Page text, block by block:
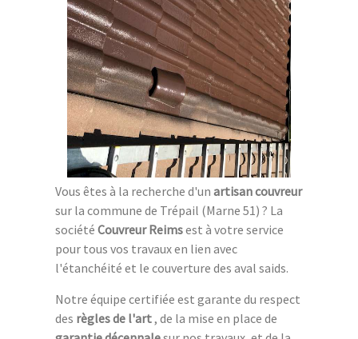
Vous êtes à la recherche d'un artisan couvreur
sur la commune de Trépail (Marne 51) ? La
société Couvreur Reimsest à votre service
pour tous vos travaux en lien avec
l'étanchéité et le couverture des aval saids.
Notre équipe certifiée est garante du respect
des règles de l'art, de la mise en place de